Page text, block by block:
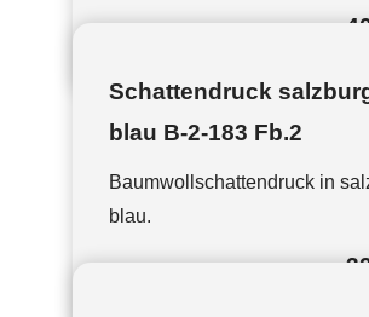
Schattendruck
blau B-2-183 Fb.2
Baumwollschattendruck in
blau.